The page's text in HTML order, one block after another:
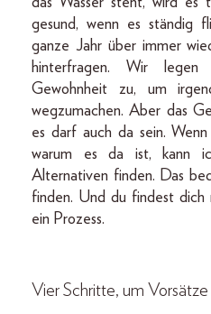
gesund, wenn es ständig
ganze Jahr über immer
hinterfragen. Wir
Gewohnheit zu, um
wegzumachen. Aber das
es darf auch da sein.
warum es da ist, kann
Alternativen finden. Das
finden. Und du findest
ein Prozess.
Vier Schritte, um